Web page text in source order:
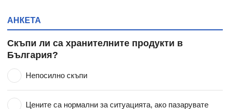
АНКЕТА
Скъпи ли са хранителните продукти в
България?
Непосилно скъпи
Цените са нормални за ситуацията, ако пазарувате